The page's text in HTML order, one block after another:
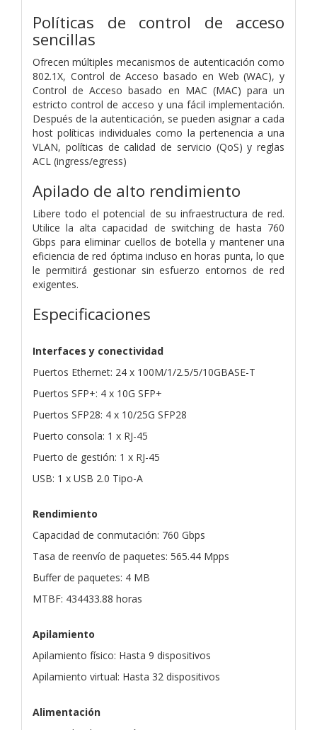
Políticas de control de acceso
sencillas
Ofrecen múltiples mecanismos de autenticación como
802.1X, Control de Acceso basado en Web (WAC), y
Control de Acceso basado en MAC (MAC) para un
estricto control de acceso y una fácil implementación.
Después de la autenticación, se pueden asignar a cada
host políticas individuales como la pertenencia a una
VLAN, políticas de calidad de servicio (QoS) y reglas
ACL (ingress/egress)
Apilado de alto rendimiento
Libere todo el potencial de su infraestructura de red.
Utilice la alta capacidad de switching de hasta 760
Gbps para eliminar cuellos de botella y mantener una
eficiencia de red óptima incluso en horas punta, lo que
le permitirá gestionar sin esfuerzo entornos de red
exigentes.
Especificaciones
Interfaces y conectividad
Puertos Ethernet: 24 x 100M/1/2.5/5/10GBASE-T
Puertos SFP+: 4 x 10G SFP+
Puertos SFP28: 4 x 10/25G SFP28
Puerto consola: 1 x RJ-45
Puerto de gestión: 1 x RJ-45
USB: 1 x USB 2.0 Tipo-A
Rendimiento
Capacidad de conmutación: 760 Gbps
Tasa de reenvío de paquetes: 565.44 Mpps
Buffer de paquetes: 4 MB
MTBF: 434433.88 horas
Apilamiento
Apilamiento físico: Hasta 9 dispositivos
Apilamiento virtual: Hasta 32 dispositivos
Alimentación